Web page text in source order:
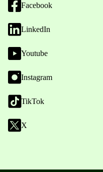
Facebook
LinkedIn
Youtube
Instagram
TikTok
X